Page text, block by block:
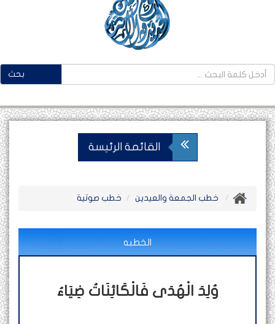
بحث
القائمة الرئيسة
خطب الجمعة والعيدين خطب صوتية
الخطبه
وُلِدَ الْهُدَى فَالْكَائِنَاتُ ضِيَاءُ